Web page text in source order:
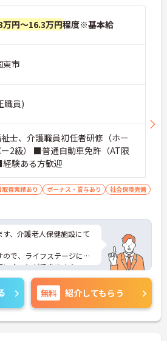
万円～16.3万円程度※基本給
東市
職員)
士、介護職員初任者研修（ホー
2級） ■普通自動車免許（AT限
験ある方歓迎
得実績あり ボーナス・賞与あり
社会保険完備
、介護老人保健施設にて
で、ライフステージに応
いくことができます♪
りをしっかりと評価して
を保ちやすい環境です◎
ビ介護職までお問い合わ
無料 紹介してもらう